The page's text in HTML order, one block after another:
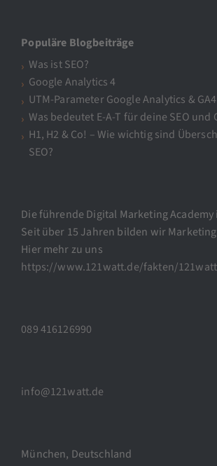
Populäre Blogbeiträge
Was ist SEO?
Google Analytics 4
UTM-Parameter Google Analytics & GA4
Was bedeutet E-A-T für deine SEO und
H1, H2 & Co! – Wie wichtig sind
SEO?
Die führende Digital Marketing
Seit über 15 Jahren bilden wir
Hier mehr zu uns
https://www.121watt.de/fakten/
089 416126990
info@121watt.de
München, Deutschland